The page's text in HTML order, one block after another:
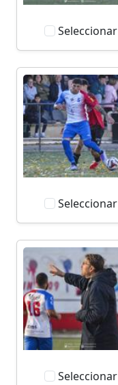
Seleccionar
Seleccionar
Seleccionar